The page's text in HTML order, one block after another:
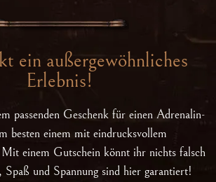
ein außergewöhnliches
Erlebnis!
passenden Geschenk für einen Adrenalin-
besten einem mit eindrucksvollem
einem Gutschein könnt ihr nichts falsch
Spaß und Spannung sind hier garantiert!